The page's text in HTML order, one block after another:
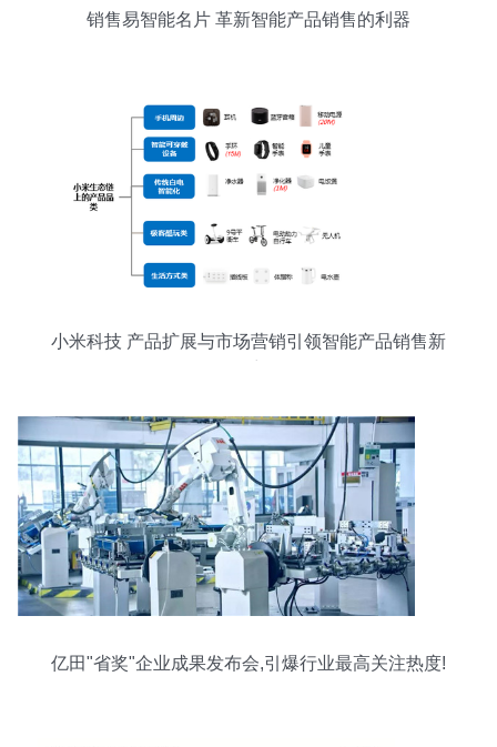
销售易智能名片 革新智能产品销售的利器
小米科技 产品扩展与市场营销引领智能产品销售新
亿田"省奖"企业成果发布会,引爆行业最高关注热度!